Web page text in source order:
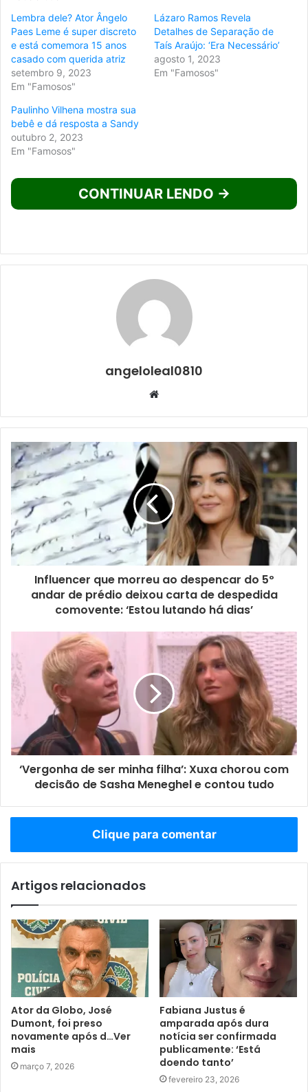
Lembra dele? Ator Ângelo
Paes Leme é super discreto
e está comemora 15 anos
casado com querida atriz
setembro 9, 2023
Em "Famosos"
Lázaro Ramos Revela
Detalhes de Separação de
Taís Araújo: ‘Era Necessário’
agosto 1, 2023
Em "Famosos"
Paulinho Vilhena mostra sua
bebê e dá resposta a Sandy
outubro 2, 2023
Em "Famosos"
CONTINUAR LENDO →
angeloleal0810
Website
Influencer que morreu ao despencar do 5º
andar de prédio deixou carta de despedida
comovente: ‘Estou lutando há dias’
‘Vergonha de ser minha filha’: Xuxa chorou com
decisão de Sasha Meneghel e contou tudo
Clique para comentar
Artigos relacionados
Ator da Globo, José
Dumont, foi preso
novamente após d…Ver
mais
março 7, 2026
Fabiana Justus é
amparada após dura
notícia ser confirmada
publicamente: ‘Está
doendo tanto’
fevereiro 23, 2026